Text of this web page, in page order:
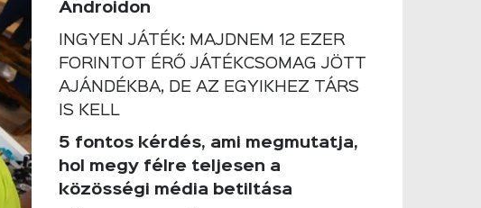
Androidon
INGYEN JÁTÉK: MAJDNEM 12 EZER
FORINTOT ÉRŐ JÁTÉKCSOMAG JÖTT
AJÁNDÉKBA, DE AZ EGYIKHEZ TÁRS
IS KELL
5 fontos kérdés, ami megmutatja,
hol megy félre teljesen a
közösségi média betiltása